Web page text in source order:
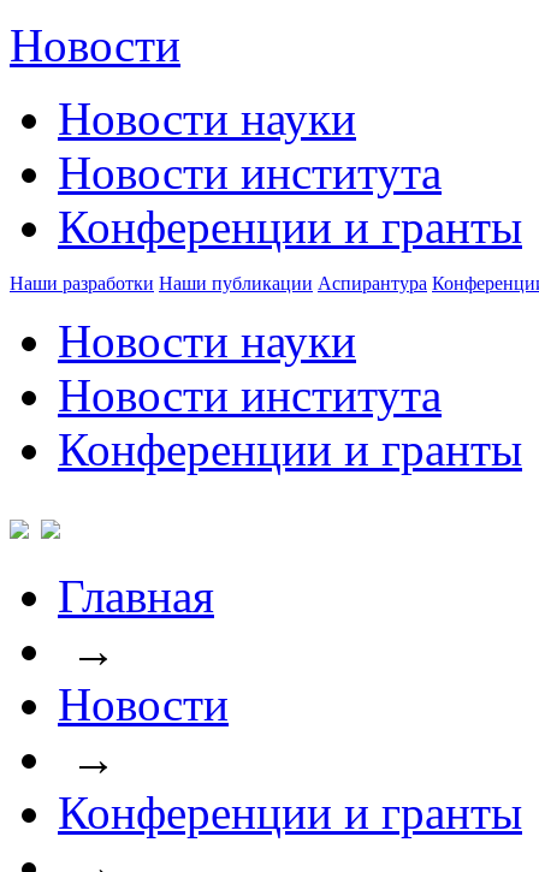
Новости
Новости науки
Новости института
Конференции и гранты
Наши разработки Наши публикации Аспирантура
Новости науки
Новости института
Конференции и гранты
Главная
→
Новости
→
Конференции и гранты